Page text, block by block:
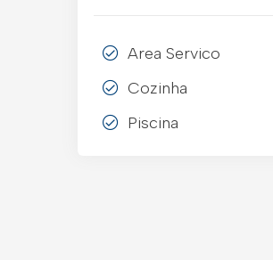
Area Servico
Cozinha
Piscina